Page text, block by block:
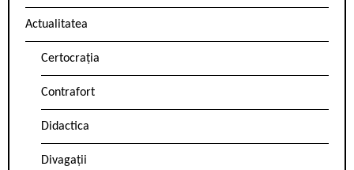
Actualitatea
Certocrația
Contrafort
Didactica
Divagații